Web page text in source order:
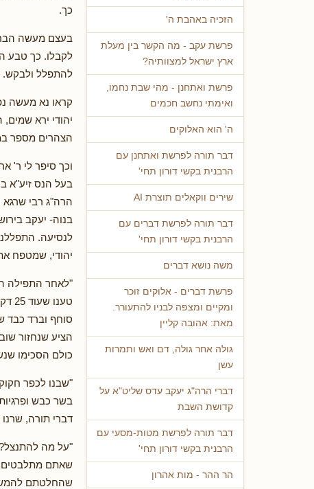
הזכיה באהבת ה'
פרשת עקב - מה הקשר בין מעלת
ארץ ישראל למצוותיה?
פרשת ואתחנן - מהי שבת נחמו,
ואימתי נחשב חכמים
ה' הוא האלוקים
דבר תורה לפרשת ואתחנן עם
הרבנית בקשי דורון תחי'
שירים ווקאלים תוצרת AI
דבר תורה לפרשת דברים עם
הרבנית בקשי דורון תחי'
משה נושא דברים
פרשת דברים - אלוקים זוכר
ומקיים ומצפה לבניו להתעורר.
מאת: אהובה קליין
גולה אחר גולה, דם ואש ותמרות
עשן
דברי הרה"ג יעקב עדס שליט"א על
קדושת השבת
דבר תורה לפרשת מטות-מסעי עם
הרבנית בקשי דורון תחי'
הר ההר - מות אהרון
כך.
בעצם מעשה
לקבלו. כך טבע
להתפלל ולבקש.
קראו נא מעשה
יהודי ירא
הצהרים מספר
וכך סיפר לי ר'
בעל הנס זיע"א
הרה"ג רבי שרגא
בנוה- יעקב
לנסיעה.
יהודי, שמטפח
"לאחר התפילה
סוחף וברד כבד
הציע שנחזור
כולם הסכימו
"שבנו לכפר
בשר כבש
דברי תורה, שרנו
"על מה
שאתם מתלבטים
שהחלטתם